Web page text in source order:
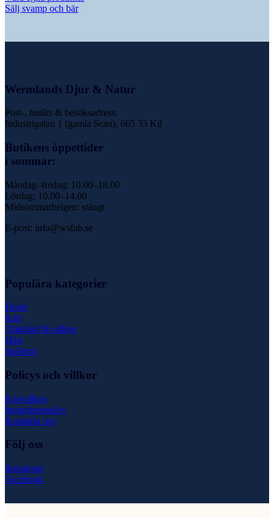
Sälj svamp och bär
Wermlands Djur & Natur
Post-, butiks & besöksadress:
Industrigatan 1 (gamla Scan), 665 33 Kil
Butikens öppettider
i sommar:
Måndag–fredag: 10.00–18.00
Lördag: 10.00–14.00
Midsommarhelgen: stängt
E-post: info@wsfab.se
Populära kategorier
Hund
Katt
Trädgård & odling
Häst
Stallströ
Policys och villkor
Köpvillkor
Integritetspolicy
Kontakta oss
Följ oss
Instagram
Facebook